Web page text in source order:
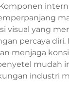
yang
percaya
mudah
industri